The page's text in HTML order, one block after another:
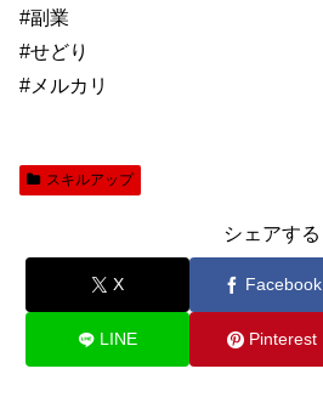
#副業
#せどり
#メルカリ
スキルアップ
シェアする
X Facebook
LINE Pinterest